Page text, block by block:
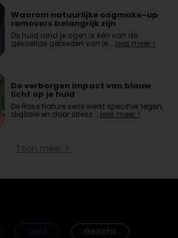
Waarom natuurlijke oogmake-up
removers belangrijk zijn
De huid rond je ogen is één van de
gevoelige gebieden van je … lees meer >
De verborgen impact van blauw
licht op je huid
De Rose Nature serie werkt specifiek tegen,
digitale en door stress … lees meer >
Toon meer >
Geld
Gezicht